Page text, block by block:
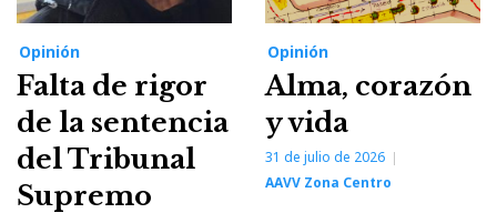
Opinión
Falta de rigor
de la sentencia
del Tribunal
Supremo
Opinión
Alma, corazón
y vida
31 de julio de 2026
AAVV Zona Centro